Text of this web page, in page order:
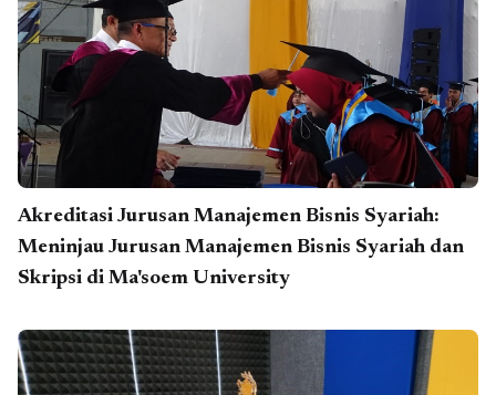
Akreditasi Jurusan Manajemen Bisnis Syariah:
Meninjau Jurusan Manajemen Bisnis Syariah dan
Skripsi di Ma'soem University